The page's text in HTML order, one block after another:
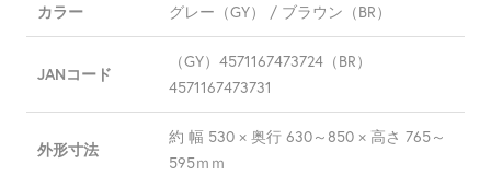
カラー グレー（GY） / ブラウン（BR）
JANコード
（GY）4571167473724（BR）
4571167473731
外形寸法
約 幅 530 × 奥行 630～850 × 高さ 765～
595ｍｍ